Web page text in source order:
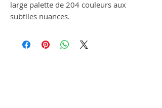
large palette de 204 couleurs aux
subtiles nuances.